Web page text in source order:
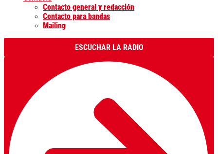
Contacto general y redacción
Contacto para bandas
Mailing
ESCUCHAR LA RADIO